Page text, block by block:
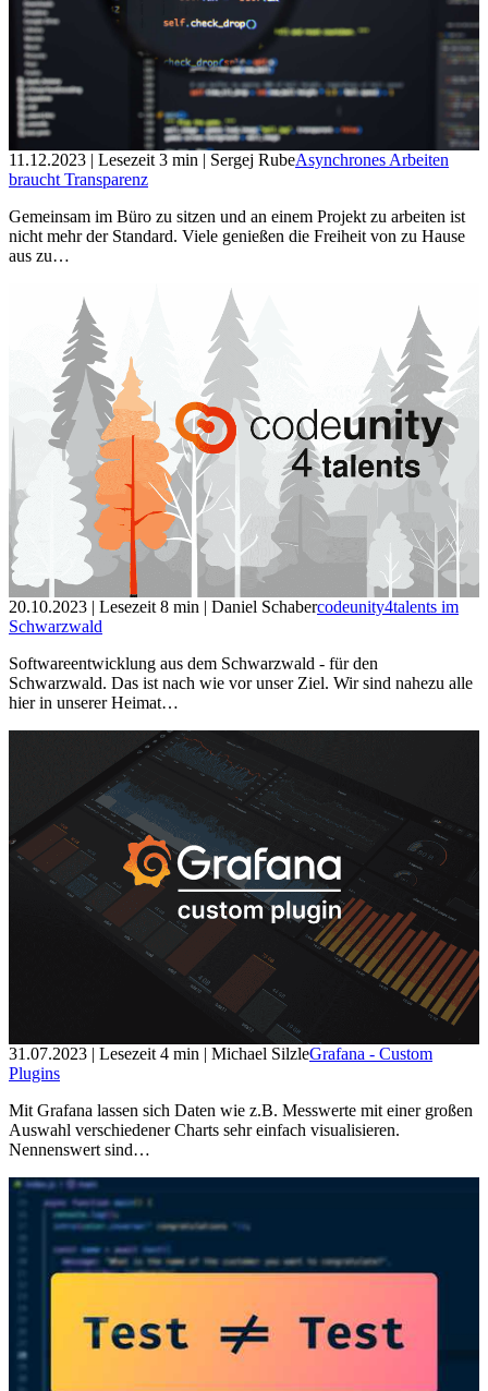
11.12.2023 | Lesezeit 3 min | Sergej RubeAsynchrones Arbeiten
braucht Transparenz
Gemeinsam im Büro zu sitzen und an einem Projekt zu arbeiten ist
nicht mehr der Standard. Viele genießen die Freiheit von zu Hause
aus zu…
20.10.2023 | Lesezeit 8 min | Daniel Schabercodeunity4talents im
Schwarzwald
Softwareentwicklung aus dem Schwarzwald - für den
Schwarzwald. Das ist nach wie vor unser Ziel. Wir sind nahezu alle
hier in unserer Heimat…
31.07.2023 | Lesezeit 4 min | Michael SilzleGrafana - Custom
Plugins
Mit Grafana lassen sich Daten wie z.B. Messwerte mit einer großen
Auswahl verschiedener Charts sehr einfach visualisieren.
Nennenswert sind…